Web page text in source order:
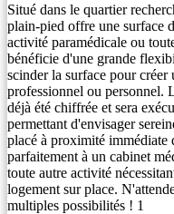
Situé dans le quartier
plain-pied offre une surface
activité paramédicale ou
bénéficie d'une grande
scinder la surface pour
professionnel ou personnel.
déjà été chiffrée et sera
permettant d'envisager
placé à proximité
parfaitement à un cabinet
toute autre activité
logement sur place.
multiples possibilités ! 1